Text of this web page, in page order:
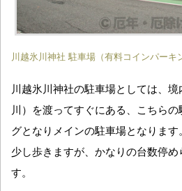
川越氷川神社 駐車場（有料コインパーキ
川越氷川神社の駐車場としては、
川）を渡ってすぐにある、こちら
グとなりメインの駐車場となりま
少し歩きますが、かなりの台数停め
す。